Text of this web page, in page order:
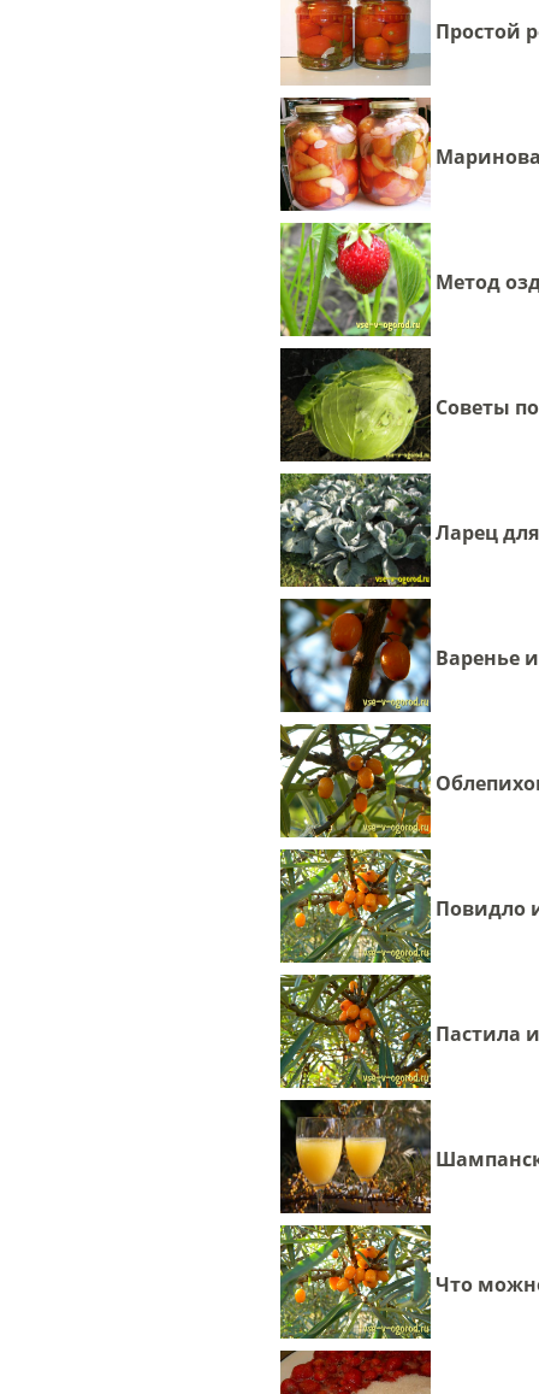
Простой
Метод
Советы
Ларец
Варенье
Повидло
Пастила
Что